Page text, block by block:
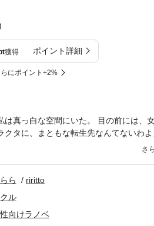
獲得 ポイント詳細
にポイント+2%
は真っ白な空間にいた。 目の前には、
クタに、まともな転生先なんてないわ
貧乏貴族の娘！？ また貧乏生活なん
ら
riritto
ル
向けラノベ